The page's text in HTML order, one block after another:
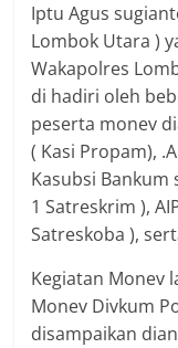
Iptu Agus
Lombok Utara )
Wakapolres
di hadiri oleh
peserta monev
( Kasi Propam),
Kasubsi Bankum
1 Satreskrim ),
Satreskoba ),
Kegiatan Monev
Monev Divkum
disampaikan